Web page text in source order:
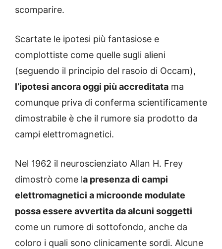
scomparire.
Scartate le ipotesi più fantasiose e
complottiste come quelle sugli alieni
(seguendo il principio del rasoio di Occam),
l’ipotesi ancora oggi più accreditata ma
comunque priva di conferma scientificamente
dimostrabile è che il rumore sia prodotto da
campi elettromagnetici.
Nel 1962 il neuroscienziato Allan H. Frey
dimostrò come la presenza di campi
elettromagnetici a microonde modulate
possa essere avvertita da alcuni soggetti
come un rumore di sottofondo, anche da
coloro i quali sono clinicamente sordi. Alcune